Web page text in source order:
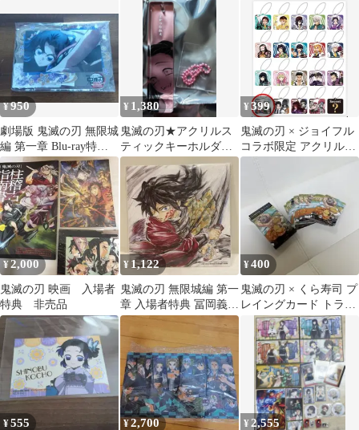
ィ 非売品
¥950
劇場版 鬼滅の刃 無限城
編 第一章 Blu-ray特
典 胡蝶しのぶキーホ
ルダー
¥ 1,380
鬼滅の刃★アクリルス
ティックキーホルダー
コレクション★禰豆子
★おまけ付
¥399
鬼滅の刃 × ジョイフル
コラボ限定 アクリルキ
ーホルダー 珠世＆愈史
¥2,000
鬼滅の刃 映画 入場者
特典 非売品
¥ 1,122
鬼滅の刃 無限城編 第一
章 入場者特典 冨岡義勇
非売品
¥400
鬼滅の刃 × くら寿司 プ
レイングカード トラン
プ 我妻善逸 嘴平伊之助
非売品
¥555 ¥2,700 ¥ 2,555